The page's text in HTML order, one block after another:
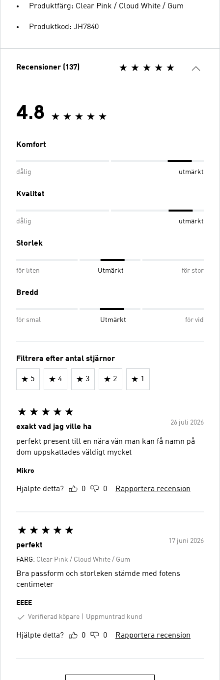
Produktfärg: Clear Pink / Cloud White / Gum
Produktkod: JH7840
Recensioner (137)
4.8
Komfort
dålig utmärkt
Kvalitet
dålig utmärkt
Storlek
för liten Utmärkt för stor
Bredd
för smal Utmärkt för vid
Filtrera efter antal stjärnor
5 4 3 2 1
26 juli 2026
exakt vad jag ville ha
perfekt present till en nära vän man kan få namn på
dom uppskattades väldigt mycket
Mikro
Hjälpte detta? 0 0 Rapportera recension
17 juni 2026
perfekt
FÄRG: Clear Pink / Cloud White / Gum
Bra passform och storleken stämde med fotens
centimeter
EEEE
Verifierad köpare
Uppmuntrad kund
Hjälpte detta? 0 0 Rapportera recension